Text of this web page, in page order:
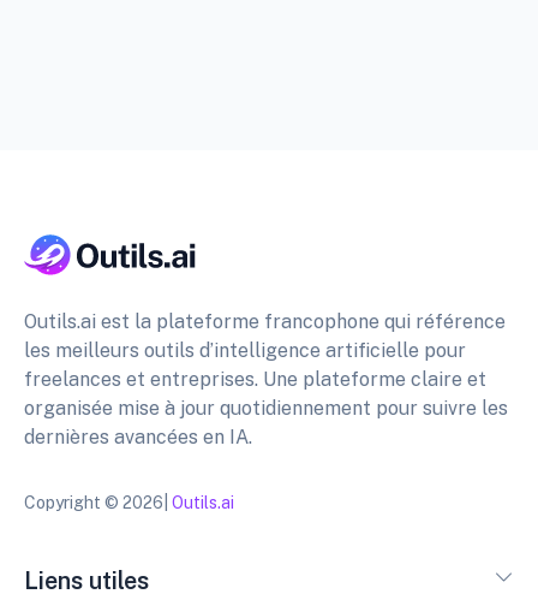
Outils.ai est la plateforme francophone qui référence
les meilleurs outils d’intelligence artificielle pour
freelances et entreprises. Une plateforme claire et
organisée mise à jour quotidiennement pour suivre les
dernières avancées en IA.
Copyright © 2026| Outils.ai
Liens utiles